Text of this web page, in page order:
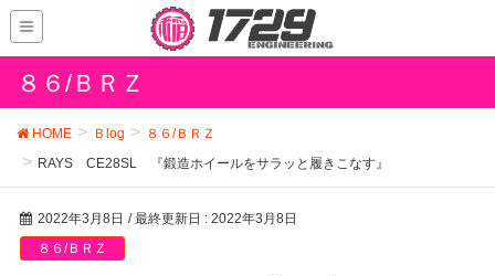
８６/ＢＲＺ
HOME Ｂlog
８６/ＢＲＺ
RAYS CE28SL 『鍛造ホイールをサラッと履きこなす』
2022年3月8日 / 最終更新日 : 2022年3月8日
８６/ＢＲＺ